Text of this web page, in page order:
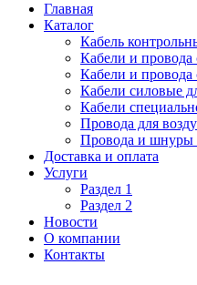
Главная
Каталог
Кабель
Кабели и провода
Кабели и провода
Кабели силовые
Кабели
Провода для
Провода и шнуры
Доставка и оплата
Услуги
Раздел 1
Раздел 2
Новости
О компании
Контакты